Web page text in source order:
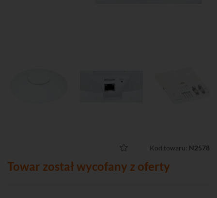
Kod towaru: N2578
Towar został wycofany z oferty